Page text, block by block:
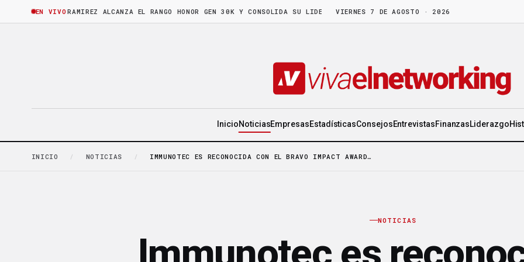
EN VIVO
BRUNO RAMIREZ ALCANZA EL RANGO HONOR GEN 30K Y CONSOLIDA SU LIDERAZGO EN WORLD GEN ·LA FRUTA MADURA NO ESPERA: HAY
VIERNES 7 DE AGOSTO · 2026
InicioNoticiasEmpresasEstadísticasConsejosEntrevistasFinanzasLiderazgo
INICIO / NOTICIAS / IMMUNOTEC ES RECONOCIDA CON EL BRAVO IMPACT AWARD…
NOTICIAS